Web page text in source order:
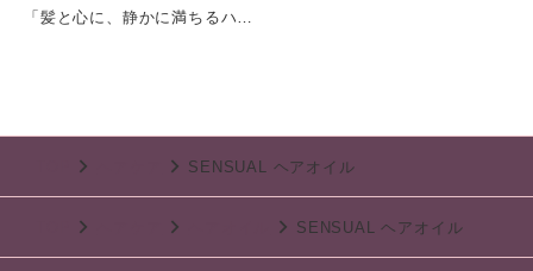
「髪と心に、静かに満ちるハーブの光。」— ダメージを補修しながら、香りで整う新習慣ヘアオイル —セイヨウオトギリソウ花水やローズマリー葉水をベースに、植物の恵みを贅沢に配合したナチュラルヘアオイル。軽やかなトリ（カプリル酸／カプリン酸）グリセリルと、シア脂・ツバキ種子油が髪に自然なツヤとまとまりを与えます。さらに、トウキンセンカやカワラヨモギ、スギナなどの植物エキスが、乾燥やダメージを受けた髪をやさしくケア。柑橘とウッディが重なり合う精油ブレンド（グレープフルーツ・ユズ・ベルガモット・サンダルウッド）が、深呼吸したくなるようなリラックス感を演出します。ベタつかず、すっとなじむ使用感で、日中のスタイリングにも、夜のケアにも。「補修・保湿・香り」のすべてを叶える、毎日使いたくなる一本です。容量：100ml
SENSUAL ヘアオイル
SENSUAL ヘアオイル